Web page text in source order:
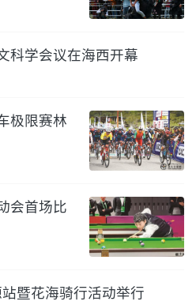
科学会议在海西开幕
极限赛林
会首场比
暨花海骑行活动举行